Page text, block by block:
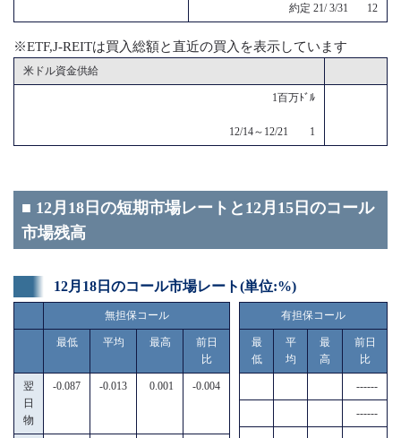
約定 21/ 3/31 12
※ETF,J-REITは買入総額と直近の買入を表示しています
米ドル資金供給
1百万ﾄﾞﾙ
12/14～12/21 1
■ 12月18日の短期市場レートと12月15日のコール
市場残高
12月18日のコール市場レート(単位:%)
無担保コール
最低 平均 最高
前日
比
翌
日
物
-0.087 -0.013 0.001 -0.004
有担保コール
最
低
平
均
最
高
前日
比
------
------